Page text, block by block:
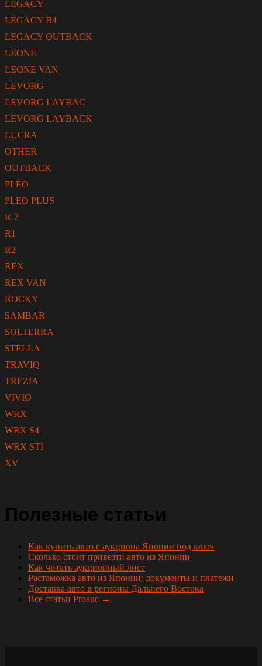
LEGACY
LEGACY B4
LEGACY OUTBACK
LEONE
LEONE VAN
LEVORG
LEVORG LAYBAC
LEVORG LAYBACK
LUCRA
OTHER
OUTBACK
PLEO
PLEO PLUS
R-2
R1
R2
REX
REX VAN
ROCKY
SAMBAR
SOLTERRA
STELLA
TRAVIQ
TREZIA
VIVIO
WRX
WRX S4
WRX STI
XV
Полезные статьи
Как купить авто с аукциона Японии под ключ
Сколько стоит привезти авто из Японии
Как читать аукционный лист
Растаможка авто из Японии: документы и платежи
Доставка авто в регионы Дальнего Востока
Все статьи Proauc →